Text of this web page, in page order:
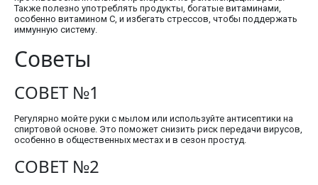
Также полезно употреблять продукты, богатые витаминами,
особенно витамином C, и избегать стрессов, чтобы поддержать
иммунную систему.
Советы
СОВЕТ №1
Регулярно мойте руки с мылом или используйте антисептики на
спиртовой основе. Это поможет снизить риск передачи вирусов,
особенно в общественных местах и в сезон простуд.
СОВЕТ №2